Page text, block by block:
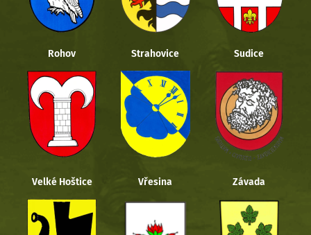
Rohov Strahovice Sudice
Velké Hoštice Vřesina Závada